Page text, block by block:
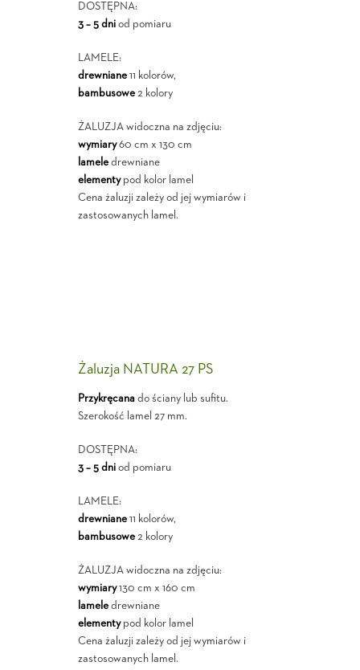
DOSTĘPNA:
3 – 5 dniod pomiaru
LAMELE:
drewniane11 kolorów,
bambusowe2 kolory
ŻALUZJA widoczna na zdjęciu:
wymiary60 cm x 130 cm
lameledrewniane
elementypod kolor lamel
Cena żaluzji zależy od jej wymiarów i
zastosowanych lamel.
Żaluzja NATURA 27 PS
Przykręcanado ściany lub sufitu.
Szerokość lamel 27 mm.
DOSTĘPNA:
3 – 5 dniod pomiaru
LAMELE:
drewniane11 kolorów,
bambusowe2 kolory
ŻALUZJA widoczna na zdjęciu:
wymiary130 cm x 160 cm
lameledrewniane
elementypod kolor lamel
Cena żaluzji zależy od jej wymiarów i
zastosowanych lamel.